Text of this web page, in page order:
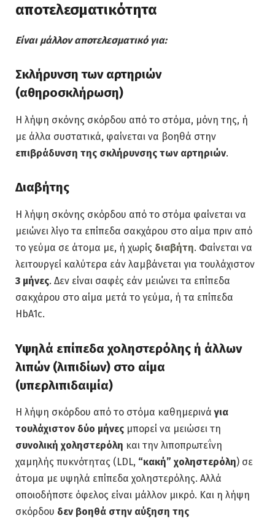
αποτελεσματικότητα
Είναι μάλλον αποτελεσματικό για:
Σκλήρυνση των αρτηριών
(αθηροσκλήρωση)
Η λήψη σκόνης σκόρδου από το στόμα, μόνη της, ή
με άλλα συστατικά, φαίνεται να βοηθά στην
επιβράδυνση της σκλήρυνσης των αρτηριών.
Διαβήτης
Η λήψη σκόνης σκόρδου από το στόμα φαίνεται να
μειώνει λίγο τα επίπεδα σακχάρου στο αίμα πριν από
το γεύμα σε άτομα με, ή χωρίς διαβήτη. Φαίνεται να
λειτουργεί καλύτερα εάν λαμβάνεται για τουλάχιστον
3 μήνες. Δεν είναι σαφές εάν μειώνει τα επίπεδα
σακχάρου στο αίμα μετά το γεύμα, ή τα επίπεδα
HbA1c.
Υψηλά επίπεδα χοληστερόλης ή άλλων
λιπών (λιπιδίων) στο αίμα
(υπερλιπιδαιμία)
Η λήψη σκόρδου από το στόμα καθημερινάγια
τουλάχιστον δύο μήνες μπορεί να μειώσει τη
συνολική χοληστερόλη και την λιποπρωτεΐνη
χαμηλής πυκνότητας (LDL, “κακή” χοληστερόλη) σε
άτομα με υψηλά επίπεδα χοληστερόλης. Αλλά
οποιοδήποτε όφελος είναι μάλλον μικρό. Και η λήψη
σκόρδου δεν βοηθά στην αύξηση της